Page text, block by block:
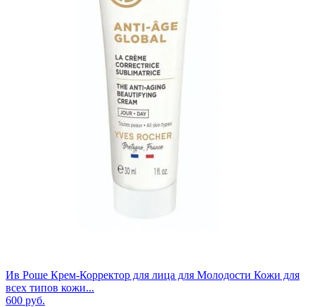
Ив Роше Крем-Корректор для лица для Молодости Кожи для
всех типов кожи...
600 руб.